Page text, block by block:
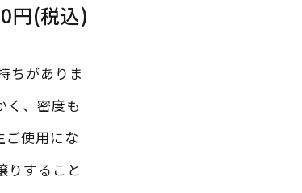
円(税込)
ちがありま
く、密度も
ご使用にな
りすること